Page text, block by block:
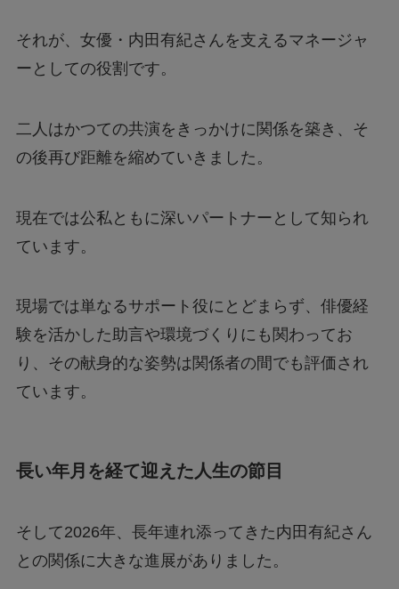
それが、女優・内田有紀さんを支えるマネージャ
ーとしての役割です。
二人はかつての共演をきっかけに関係を築き、そ
の後再び距離を縮めていきました。
現在では公私ともに深いパートナーとして知られ
ています。
現場では単なるサポート役にとどまらず、俳優経
験を活かした助言や環境づくりにも関わってお
り、その献身的な姿勢は関係者の間でも評価され
ています。
長い年月を経て迎えた人生の節目
そして2026年、長年連れ添ってきた内田有紀さん
との関係に大きな進展がありました。